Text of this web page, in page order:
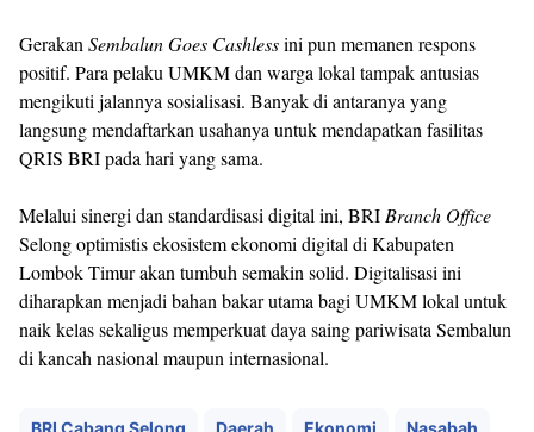
Gerakan Sembalun Goes Cashlessini pun memanen respons
positif. Para pelaku UMKM dan warga lokal tampak antusias
mengikuti jalannya sosialisasi. Banyak di antaranya yang
langsung mendaftarkan usahanya untuk mendapatkan fasilitas
QRIS BRI pada hari yang sama.
Melalui sinergi dan standardisasi digital ini, BRI Branch Office
Selong optimistis ekosistem ekonomi digital di Kabupaten
Lombok Timur akan tumbuh semakin solid. Digitalisasi ini
diharapkan menjadi bahan bakar utama bagi UMKM lokal untuk
naik kelas sekaligus memperkuat daya saing pariwisata Sembalun
di kancah nasional maupun internasional.
BRI Cabang Selong Daerah Ekonomi Nasabah